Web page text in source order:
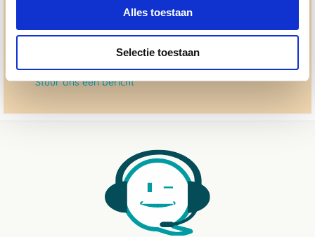
Alles toestaan
Selectie toestaan
Stuur ons een bericht